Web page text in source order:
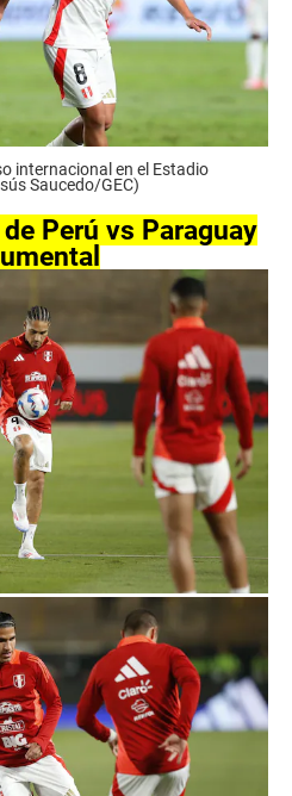
internacional en el Estadio
Saucedo/GEC)
Perú vs Paraguay